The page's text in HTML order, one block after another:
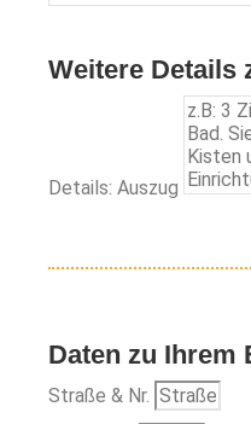
Weitere Details
Details: Auszug
Daten zu Ihrem
Straße & Nr.